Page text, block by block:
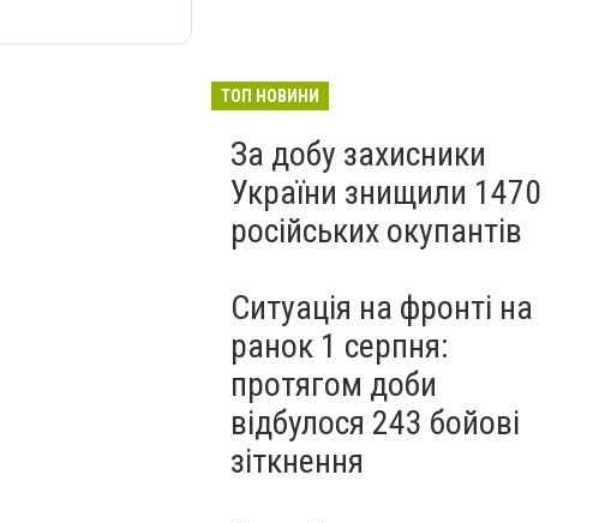
ТОП НОВИНИ
За добу захисники
України знищили 1470
російських окупантів
Ситуація на фронті на
ранок 1 серпня:
протягом доби
відбулося 243 бойові
зіткнення